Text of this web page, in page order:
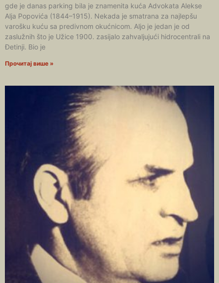
gde je danas parking bila je znamenita kuća Advokata Alekse
Alja Popovića (1844–1915). Nekada je smatrana za najlepšu
varošku kuću sa predivnom okućnicom. Aljo je jedan je od
zaslužnih što je Užice 1900. zasijalo zahvaljujući hidrocentrali na
Đetinji. Bio je
Прочитај више »